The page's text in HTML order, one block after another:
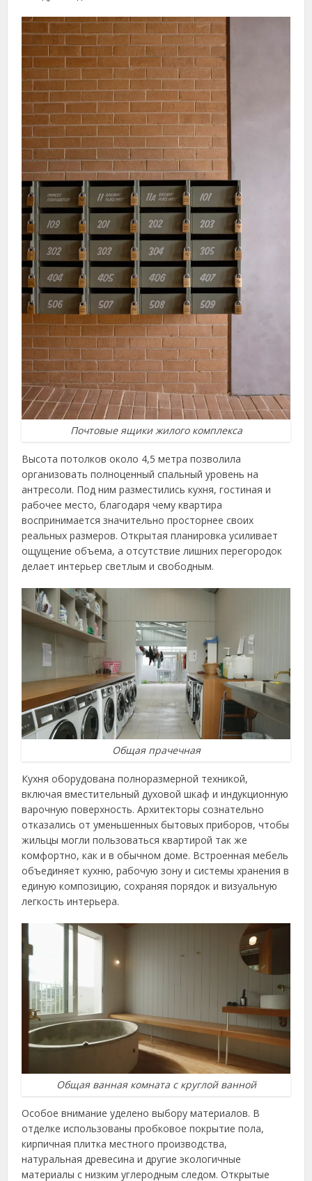
Почтовые ящики жилого комплекса
Высота потолков около 4,5 метра позволила
организовать полноценный спальный уровень на
антресоли. Под ним разместились кухня, гостиная и
рабочее место, благодаря чему квартира
воспринимается значительно просторнее своих
реальных размеров. Открытая планировка усиливает
ощущение объема, а отсутствие лишних перегородок
делает интерьер светлым и свободным.
Общая прачечная
Кухня оборудована полноразмерной техникой,
включая вместительный духовой шкаф и индукционную
варочную поверхность. Архитекторы сознательно
отказались от уменьшенных бытовых приборов, чтобы
жильцы могли пользоваться квартирой так же
комфортно, как и в обычном доме. Встроенная мебель
объединяет кухню, рабочую зону и системы хранения в
единую композицию, сохраняя порядок и визуальную
легкость интерьера.
Общая ванная комната с круглой ванной
Особое внимание уделено выбору материалов. В
отделке использованы пробковое покрытие пола,
кирпичная плитка местного производства,
натуральная древесина и другие экологичные
материалы с низким углеродным следом. Открытые